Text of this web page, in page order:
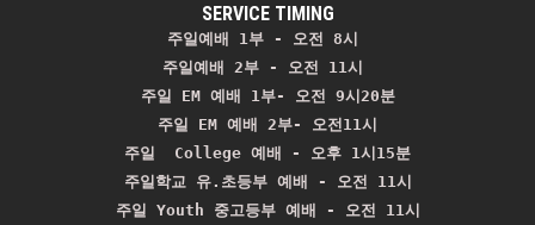
SERVICE TIMING
주일예배 1부 - 오전 8시
주일예배 2부 - 오전 11시
주일 EM 예배 1부- 오전 9시20분
주일 EM 예배 2부- 오전11시
주일  College 예배 - 오후 1시15분
주일학교 유.초등부 예배 - 오전 11시
주일 Youth 중고등부 예배 - 오전 11시